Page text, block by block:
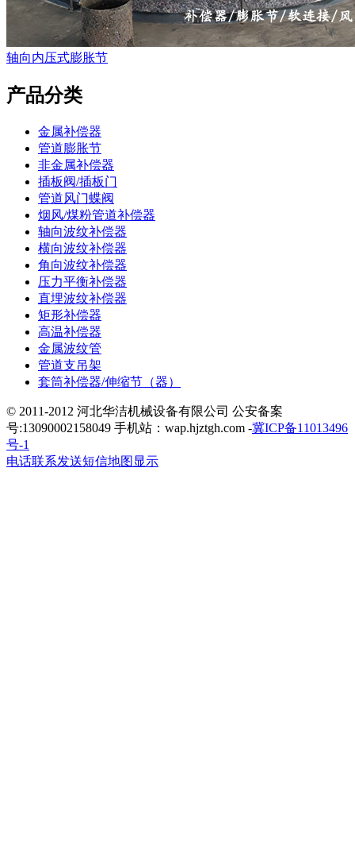
轴向内压式膨胀节
产品分类
金属补偿器
管道膨胀节
非金属补偿器
插板阀/插板门
管道风门蝶阀
烟风/煤粉管道补偿器
轴向波纹补偿器
横向波纹补偿器
角向波纹补偿器
压力平衡补偿器
直埋波纹补偿器
矩形补偿器
高温补偿器
金属波纹管
管道支吊架
套筒补偿器/伸缩节（器）
© 2011-2012 河北华洁机械设备有限公司 公安备案
号:13090002158049 手机站：wap.hjztgh.com -冀ICP备11013496
号-1
电话联系发送短信地图显示